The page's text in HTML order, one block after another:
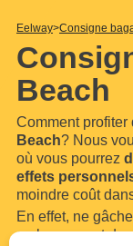
Eelway Consigne
Beach
Comment profiter
Beach? Nous
où vous pourrez
effets
moindre coût
En effet, ne
embarrassant de